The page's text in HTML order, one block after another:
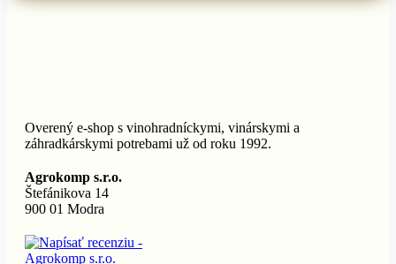
Overený e-shop s vinohradníckymi, vinárskymi a
záhradkárskymi potrebami už od roku 1992.
Agrokomp s.r.o.
Štefánikova 14
900 01 Modra